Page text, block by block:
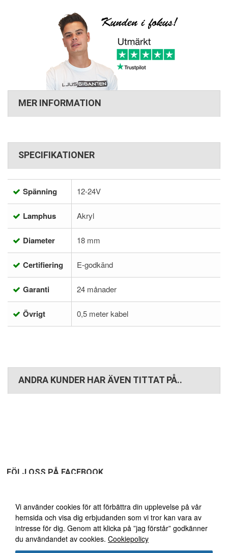
Vi använder cookies för att förbättra din upplevelse på vår
hemsida och visa dig erbjudanden som vi tror kan vara av
intresse för dig. Genom att klicka på ”jag förstår” godkänner
du användandet av cookies. Cookiepolicy
MER INFORMATION
SPECIFIKATIONER
Spänning 12-24V
Lamphus Akryl
Diameter 18 mm
Certifiering E-godkänd
Garanti 24 månader
Övrigt 0,5 meter kabel
ANDRA KUNDER HAR ÄVEN TITTAT PÅ..
FÖLJ OSS PÅ FACEBOOK
FRI FRAKT ÖVER 1495:-30